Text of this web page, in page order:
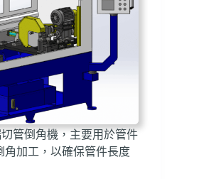
管倒角機，主要用於管件
角加工，以確保管件長度